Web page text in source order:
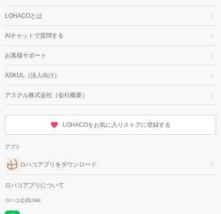
LOHACOとは
AIチャットで質問する
お客様サポート
ASKUL（法人向け）
アスクル株式会社（会社概要）
LOHACOをお気に入りストアに登録する
アプリ
ロハコアプリをダウンロード
ロハコアプリについて
ロハコ公式LINE